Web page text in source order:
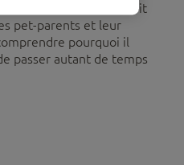
inexistant. Le lien étroit
pet-parents et leur
pourquoi il
passer autant de temps